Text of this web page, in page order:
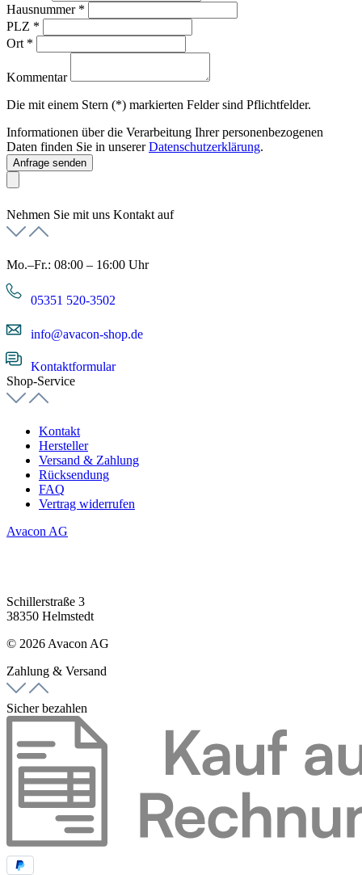
Hausnummer *
PLZ *
Ort *
Kommentar
Die mit einem Stern (*) markierten Felder sind Pflichtfelder.
Informationen über die Verarbeitung Ihrer personenbezogenen
Daten finden Sie in unsererDatenschutzerklärung.
Anfrage senden
Nehmen Sie mit uns Kontakt auf
Mo.–Fr.: 08:00 – 16:00 Uhr
05351 520-3502
info@avacon-shop.de
Kontaktformular
Shop-Service
Kontakt
Hersteller
Versand & Zahlung
Rücksendung
FAQ
Vertrag widerrufen
Avacon AG
Schillerstraße 3
38350 Helmstedt
© 2026 Avacon AG
Zahlung & Versand
Sicher bezahlen